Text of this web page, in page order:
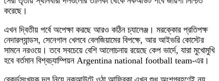
করেছে।
এখন দ্বিতীয় পর্বে অপেক্ষা করছে আরও কঠিন চ্যালেঞ্জ। মরক্কোর প্রতিপক্ষ
নেদারল্যান্ডস, সেনেগাল খেলবে বেলজিয়ামের বিপক্ষে, আর আইভরি কোস্টের
সামনে নরওয়ে। তবে সবচেয়ে বেশি আলোচনায় রয়েছে কেপ ভার্দে, যারা মুখোমুখি
হবে বর্তমান বিশ্বচ্যাম্পিয়ন Argentina national football team-এর।